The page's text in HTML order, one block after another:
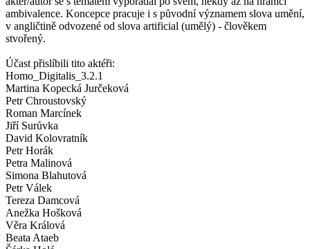
ambivalence. Koncepce pracuje i s původní významem slova umění,
v angličtině odvozené od slova artificial (umělý) - člověkem
stvořený.
Účast přislíbili tito aktéři:
Homo_Digitalis_3.2.1
Martina Kopecká Jurčeková
Petr Chroustovský
Roman Marcínek
Jiří Surůvka
David Kolovratník
Petr Horák
Petra Malinová
Simona Blahutová
Petr Válek
Tereza Damcová
Anežka Hošková
Věra Králová
Beata Ataeb